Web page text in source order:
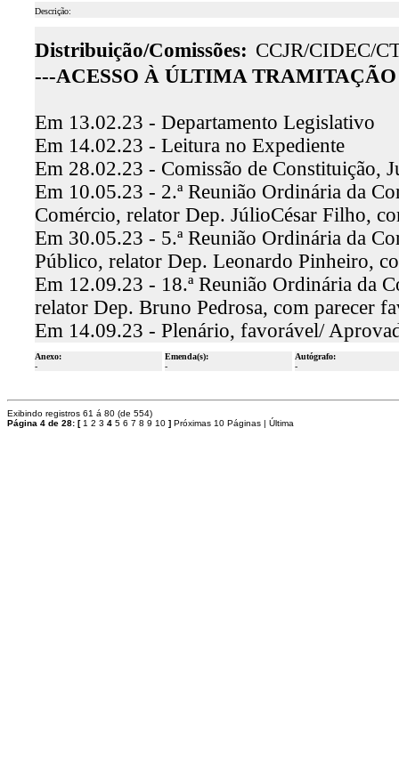
Descrição:
Distribuição/Comissões: CCJR/CIDEC/
---ACESSO À ÚLTIMA
Em 13.02.23 - Departamento Legislativo
Em 14.02.23 - Leitura no Expediente
Em 28.02.23 - Comissão de Constituição,
Em 10.05.23 - 2.ª Reunião Ordinária da
Comércio, relator Dep. JúlioCésar Filho,
Em 30.05.23 - 5.ª Reunião Ordinária da
Público, relator Dep. Leonardo Pinheiro,
Em 12.09.23 - 18.ª Reunião Ordinária da
relator Dep. Bruno Pedrosa, com parecer
Em 14.09.23 - Plenário, favorável/
Anexo:
-
Emenda(s):
-
Autógrafo:
-
Exibindo registros 61 á 80 (de 554)
Página 4 de 28: [ 1 2 3 4 5 6 7 8 9 10 ] Próximas 10 Páginas | Última